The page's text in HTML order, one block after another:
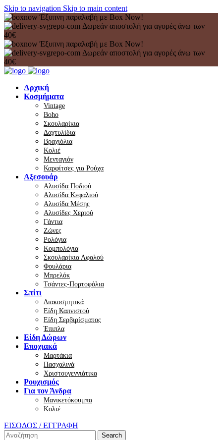
Skip to navigation Skip to main content
Έξυπνη παραλαβή με Box Now!
Δωρεάν αποστολή για αγορές άνω των
40€
Έξυπνη παραλαβή με Box Now!
Δωρεάν αποστολή για αγορές άνω των
40€
Αρχική
Κοσμήματα
Vintage
Boho
Σκουλαρίκια
Δαχτυλίδια
Βραχιόλια
Κολιέ
Μενταγιόν
Καρφίτσες για Ρούχα
Αξεσουάρ
Αλυσίδα Ποδιού
Αλυσίδα Κεφαλιού
Αλυσίδα Μέσης
Αλυσίδες Χεριού
Γάντια
Ζώνες
Ρολόγια
Κομπολόγια
Σκουλαρίκια Αφαλού
Φουλάρια
Μπρελόκ
Τσάντες-Πορτοφόλια
Σπίτι
Διακοσμητικά
Είδη Καπνιστού
Είδη Σερβιρίσματος
Έπιπλα
Είδη Δώρων
Εποχιακά
Μαρτάκια
Πασχαλινά
Χριστουγεννιάτικα
Ρουχισμός
Για τον Άνδρα
Μανικετόκουμπα
Κολιέ
ΕΙΣΟΔΟΣ / ΕΓΓΡΑΦΗ
Search